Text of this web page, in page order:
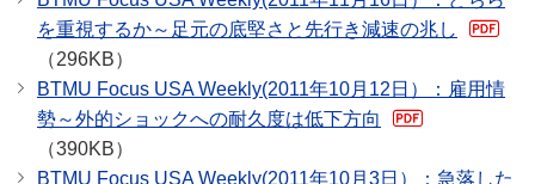
を重視するか～足元の底堅さと先行き減速の兆し
（296KB）
BTMU Focus USA Weekly(2011年10月12日）：雇用情
勢～外的ショックへの耐久度は低下方向
（390KB）
BTMU Focus USA Weekly(2011年10月3日）：急落した